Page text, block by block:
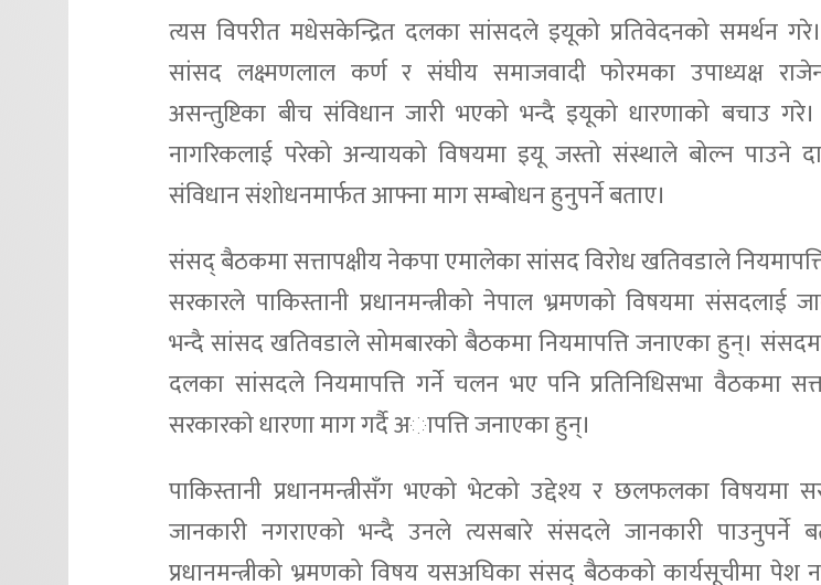
त्यस विपरीत मधेसकेन्द्रित दलका सांसदले इयूको प्रतिवेदनको समर्थन
सांसद लक्ष्मणलाल कर्ण र संघीय समाजवादी फोरमका उपाध्यक्ष
असन्तुष्टिका बीच संविधान जारी भएको भन्दै इयूको धारणाको बचाउ
नागरिकलाई परेको अन्यायको विषयमा इयू जस्तो संस्थाले बोल्न पाउने
संविधान संशोधनमार्फत आफ्ना माग सम्बोधन हुनुपर्ने बताए।
संसद् बैठकमा सत्तापक्षीय नेकपा एमालेका सांसद विरोध खतिवडाले
सरकारले पाकिस्तानी प्रधानमन्त्रीको नेपाल भ्रमणको विषयमा संसदलाई
भन्दै सांसद खतिवडाले सोमबारको बैठकमा नियमापत्ति जनाएका हुन्।
दलका सांसदले नियमापत्ति गर्ने चलन भए पनि प्रतिनिधिसभा वैठकमा
सरकारकाे धारणा माग गर्दै अापत्ति जनाएका हुन्।
पाकिस्तानी प्रधानमन्त्रीसँग भएको भेटको उद्देश्य र छलफलका विषयमा
जानकारी नगराएको भन्दै उनले त्यसबारे संसदले जानकारी पाउनुपर्ने
प्रधानमन्त्रीको भ्रमणको विषय यसअघिका संसद् बैठकको कार्यसूचीमा